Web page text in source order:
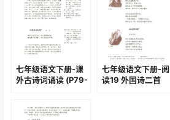
七年级语文下册-课
外古诗词诵读 (P79-
七年级语文下册-阅
读19 外国诗二首